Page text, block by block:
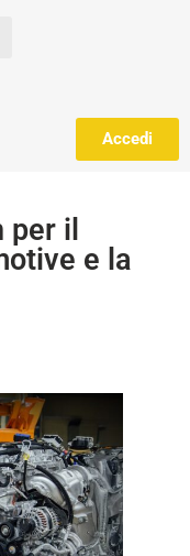
Accedi
il
e la